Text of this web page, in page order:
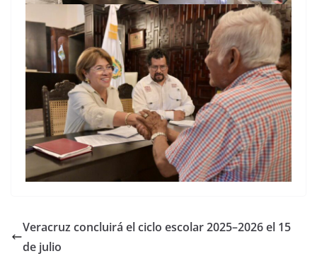
Veracruz concluirá el ciclo escolar 2025–2026 el 15
de julio